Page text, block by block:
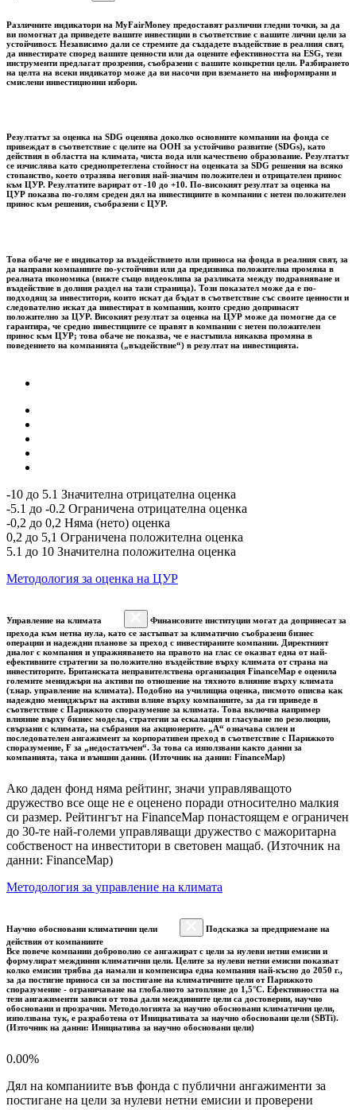
Различните индикатори на MyFairMoney предоставят различни гледни точки, за да
ви помогнат да приведете вашите инвестиции в съответствие с вашите лични цели за
устойчивост. Независимо дали се стремите да създадете въздействие в реалния свят,
да инвестирате според вашите ценности или да оцените ефективността на ESG, тези
инструменти предлагат прозрения, съобразени с вашите конкретни цели. Разбирането
на целта на всеки индикатор може да ви насочи при вземането на информирани и
смислени инвестиционни избори.
Резултатът за оценка на SDG оценява доколко основните компании на фонда се
привеждат в съответствие с целите на ООН за устойчиво развитие (SDGs), като
действия в областта на климата, чиста вода или качествено образование. Резултатът
се изчислява като среднопретеглена стойност на оценката за SDG решения на всяко
стопанство, което отразява неговия най-значим положителен и отрицателен принос
към ЦУР. Резултатите варират от -10 до +10. По-високият резултат за оценка на
ЦУР показва по-голям среден дял на инвестициите в компании с нетен положителен
принос към решения, съобразени с ЦУР.
Това обаче не е индикатор за въздействието или приноса на фонда в реалния свят, за
да направи компаниите по-устойчиви или да предизвика положителна промяна в
реалната икономика (вижте също видеоклипа за разликата между подравняване и
въздействие в долния раздел на тази страница). Този показател може да е по-
подходящ за инвеститори, които искат да бъдат в съответствие със своите ценности и
следователно искат да инвестират в компании, които средно допринасят
положително за ЦУР. Високият резултат за оценка на ЦУР може да помогне да се
гарантира, че средно инвестициите се правят в компании с нетен положителен
принос към ЦУР; това обаче не показва, че е настъпила някаква промяна в
поведението на компанията („въздействие“) в резултат на инвестицията.
-10 до 5.1 Значителна отрицателна оценка
-5.1 до -0.2 Ограничена отрицателна оценка
-0,2 до 0,2 Няма (нето) оценка
0,2 до 5,1 Ограничена положителна оценка
5.1 до 10 Значителна положителна оценка
Методология за оценка на ЦУР
Управление на климата
Финансовите институции могат да допринесат за
прехода към нетна нула, като се застъпват за климатично съобразени бизнес
операции и надеждни планове за преход с инвестираните компании. Директният
диалог с компания и упражняването на правото на глас се оказват една от най-
ефективните стратегии за положително въздействие върху климата от страна на
инвеститорите. Британската неправителствена организация FinanceMap е оценила
големите мениджъри на активи по отношение на тяхното влияние върху климата
(т.нар. управление на климата). Подобно на училищна оценка, писмото описва как
надеждно мениджърът на активи влияе върху компаниите, за да ги приведе в
съответствие с Парижкото споразумение за климата. Това включва например
влияние върху бизнес модела, стратегии за ескалация и гласуване по резолюции,
свързани с климата, на събрания на акционерите. „A“ означава силен и
последователен ангажимент за корпоративен преход в съответствие с Парижкото
споразумение, F за „недостатъчен“. За това са използвани както данни за
компанията, така и външни данни. (Източник на данни: FinanceMap)
Ако даден фонд няма рейтинг, значи управляващото
дружество все още не е оценено поради относително малкия
си размер. Рейтингът на FinanceMap понастоящем е ограничен
до 30-те най-големи управляващи дружество с мажоритарна
собственост на инвеститори в световен мащаб. (Източник на
данни: FinanceMap)
Методология за управление на климата
Научно обосновани климатични цели
Подсказка за предприемане на
действия от компаниите
Все повече компании доброволно се ангажират с цели за нулеви нетни емисии и
формулират междинни климатични цели. Целите за нулеви нетни емисии показват
колко емисии трябва да намали и компенсира една компания най-късно до 2050 г.,
за да постигне приноса си за постигане на климатичните цели от Парижкото
споразумение - ограничаване на глобалното затопляне до 1,5°C. Ефективността на
тези ангажименти зависи от това дали междинните цели са достоверни, научно
обосновани и прозрачни. Методологията за научно обосновани климатични цели,
използвана тук, е разработена от Инициативата за научно обосновани цели (SBTi).
(Източник на данни: Инициатива за научно обосновани цели)
0.00%
Дял на компаниите във фонда с публични ангажименти за
постигане на цели за нулеви нетни емисии и проверени